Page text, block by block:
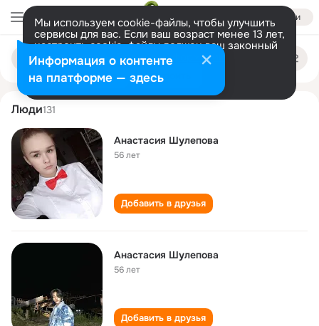
Войти
Мы используем cookie-файлы, чтобы улучшить
сервисы для вас. Если ваш возраст менее 13 лет,
настроить cookie-файлы должен ваш законный
представитель. Больше информации
Разрешить все Настроить
Поиск
людям
anastasiya shulepova
Люди131
Анастасия Шулепова
56 лет
Добавить в друзья
Анастасия Шулепова
56 лет
Добавить в друзья
Информация о контенте
на платформе — здесь